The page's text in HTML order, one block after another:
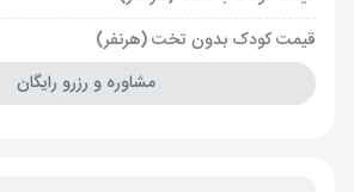
قیمت کودک بدون تخت (هرنفر)
مشاوره و رزرو رایگان